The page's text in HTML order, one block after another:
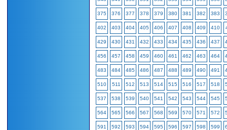
375 376 377 378 379 380 381 382 383
402 403 404 405 406 407 408 409 410
429 430 431 432 433 434 435 436 437
456 457 458 459 460 461 462 463 464
483 484 485 486 487 488 489 490 491
510 511 512 513 514 515 516 517 518
537 538 539 540 541 542 543 544 545
564 565 566 567 568 569 570 571 572
591 592 593 594 595 596 597 598 599